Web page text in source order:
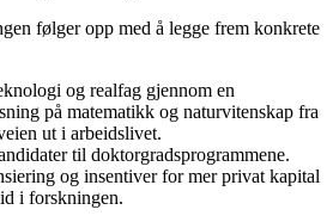
følger opp med å legge frem konkrete
og realfag gjennom en
på matematikk og naturvitenskap fra
ut i arbeidslivet.
til doktorgradsprogrammene.
og insentiver for mer privat kapital
i forskningen.